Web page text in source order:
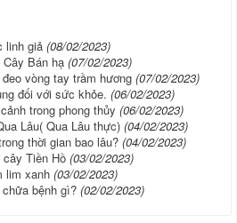
linh giả (08/02/2023)
Bán hạ (07/02/2023)
vòng tay trầm hương (07/02/2023)
đối với sức khỏe. (06/02/2023)
trong phong thủy (06/02/2023)
Lâu( Qua Lâu thực) (04/02/2023)
thời gian bao lâu? (04/02/2023)
Tiền Hồ (03/02/2023)
lim xanh (03/02/2023)
bệnh gì? (02/02/2023)